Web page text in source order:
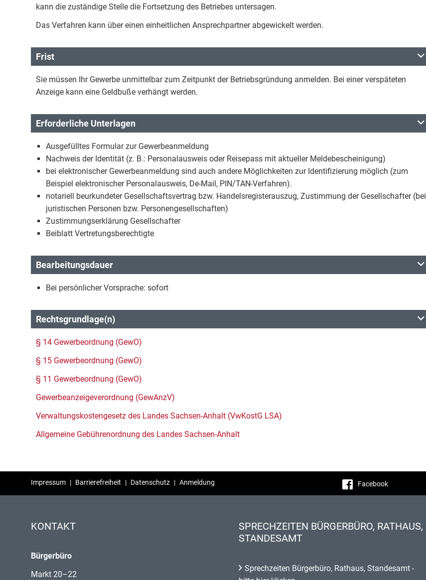
kann die zuständige Stelle die Fortsetzung des Betriebes untersagen.
Das Verfahren kann über einen einheitlichen Ansprechpartner abgewickelt werden.
Frist
Sie müssen Ihr Gewerbe unmittelbar zum Zeitpunkt der Betriebsgründung anmelden. Bei einer verspäteten
Anzeige kann eine Geldbuße verhängt werden.
Erforderliche Unterlagen
Ausgefülltes Formular zur Gewerbeanmeldung
Nachweis der Identität (z. B.: Personalausweis oder Reisepass mit aktueller Meldebescheinigung)
bei elektronischer Gewerbeanmeldung sind auch andere Möglichkeiten zur Identifizierung möglich (zum
Beispiel elektronischer Personalausweis, De-Mail, PIN/TAN-Verfahren).
notariell beurkundeter Gesellschaftsvertrag bzw. Handelsregisterauszug, Zustimmung der Gesellschafter (bei
juristischen Personen bzw. Personengesellschaften)
Zustimmungserklärung Gesellschafter
Beiblatt Vertretungsberechtigte
Bearbeitungsdauer
Bei persönlicher Vorsprache: sofort
Rechtsgrundlage(n)
§ 14 Gewerbeordnung (GewO)
§ 15 Gewerbeordnung (GewO)
§ 11 Gewerbeordnung (GewO)
Gewerbeanzeigeverordnung (GewAnzV)
Verwaltungskostengesetz des Landes Sachsen-Anhalt (VwKostG LSA)
Allgemeine Gebührenordnung des Landes Sachsen-Anhalt
Impressum | Barrierefreiheit | Datenschutz | Anmeldung Facebook
KONTAKT
Bürgerbüro
Markt 20–22
SPRECHZEITEN BÜRGERBÜRO, RATHAUS,
STANDESAMT
Sprechzeiten Bürgerbüro, Rathaus, Standesamt -